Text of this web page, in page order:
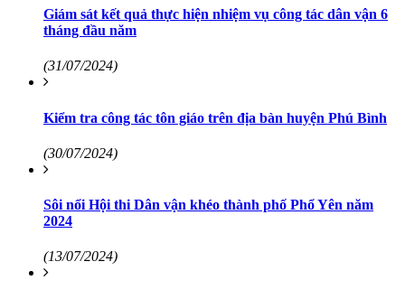
Giám sát kết quả thực hiện nhiệm vụ công tác dân vận 6
tháng đầu năm
(31/07/2024)
Kiểm tra công tác tôn giáo trên địa bàn huyện Phú Bình
(30/07/2024)
Sôi nổi Hội thi Dân vận khéo thành phố Phổ Yên năm
2024
(13/07/2024)